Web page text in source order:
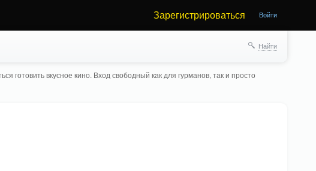
Зарегистрироваться Войти
Найти
готовить вкусное кино. Вход свободный как для гурманов, так и просто